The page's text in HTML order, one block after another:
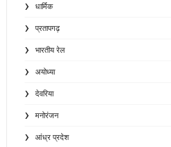
धार्मिक
प्रतापगढ़
भारतीय रेल
अयोध्या
देवरिया
मनोरंजन
आंध्र प्रदेश